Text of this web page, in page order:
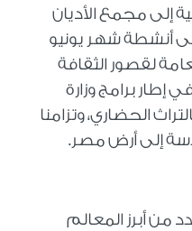
إلى مجمع الأديان
أنشطة شهر يونيو
لقصور الثقافة
إطار برامج وزارة
الحضاري، وتزامنا
إلى أرض مصر.
من أبرز المعالم